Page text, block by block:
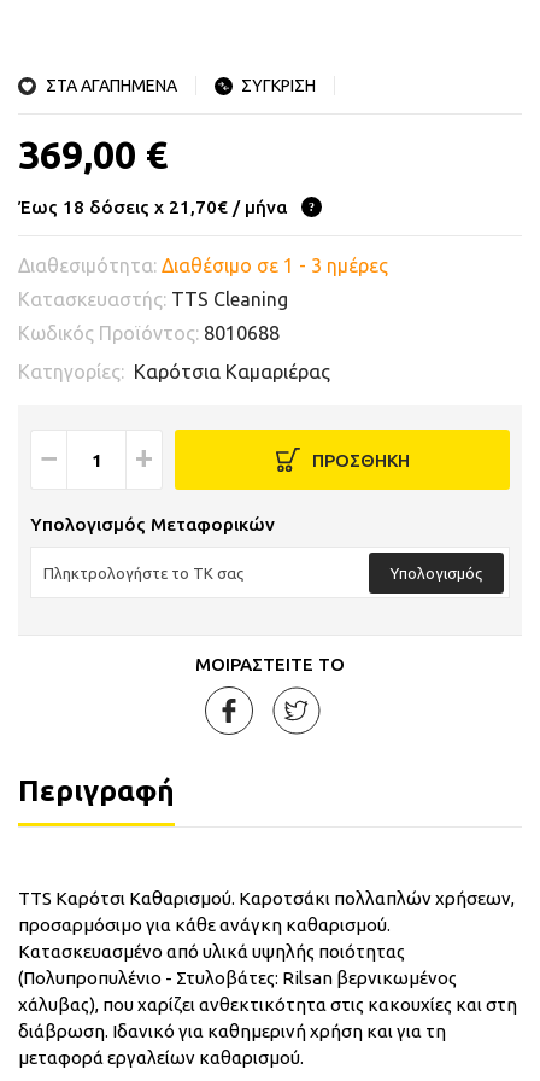
ΣΤΑ ΑΓΑΠΗΜΕΝΑ ΣΥΓΚΡΙΣΗ
369,00 €
Έως 18 δόσεις x 21,70€ / μήνα
Διαθεσιμότητα: Διαθέσιμο σε 1 - 3 ημέρες
Κατασκευαστής: TTS Cleaning
Κωδικός Προϊόντος: 8010688
Κατηγορίες: Καρότσια Καμαριέρας
− + ΠΡΟΣΘΗΚΗ
Υπολογισμός Μεταφορικών
Υπολογισμός
ΜΟΙΡΑΣΤΕΙΤΕ ΤΟ
Περιγραφή
TTS Καρότσι Καθαρισμού. Καροτσάκι πολλαπλών χρήσεων,
προσαρμόσιμο για κάθε ανάγκη καθαρισμού.
Κατασκευασμένο από υλικά υψηλής ποιότητας
(Πολυπροπυλένιο - Στυλοβάτες: Rilsan βερνικωμένος
χάλυβας), που χαρίζει ανθεκτικότητα στις κακουχίες και στη
διάβρωση. Ιδανικό για καθημερινή χρήση και για τη
μεταφορά εργαλείων καθαρισμού.